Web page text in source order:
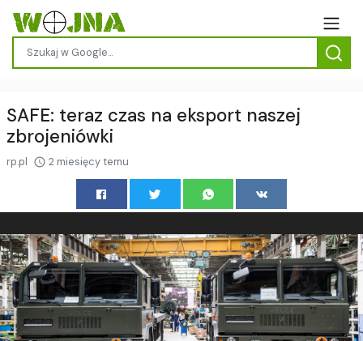
SAFE: teraz czas na eksport naszej
zbrojeniówki
rp.pl 2 miesięcy temu